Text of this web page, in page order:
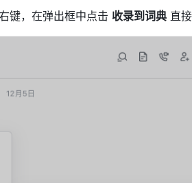
键，在弹出框中点击 收录到词典 直